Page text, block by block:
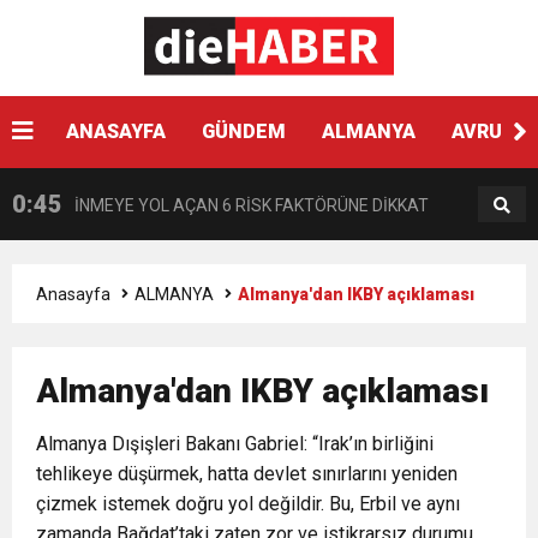
ANASAYFA GÜNDEM ALMANYA AVRUPA
BULUŞUYOR
“Almanya’da Zorbalığa Uğradım, Türkiye’de
Ötekileştirildim”
10:35 AJet Avrupa’da hedef büyütüyor
0:45 İNMEYE YOL AÇAN 6 RİSK FAKTÖRÜNE DİKKAT
0:17 HARON STONE VE GAYE DONAY ZAFER İŞARETİ
Anasayfa ALMANYA Almanya'dan IKBY açıklaması
Almanya'dan IKBY açıklaması
Almanya Dışişleri Bakanı Gabriel: “Irak’ın birliğini
tehlikeye düşürmek, hatta devlet sınırlarını yeniden
çizmek istemek doğru yol değildir. Bu, Erbil ve aynı